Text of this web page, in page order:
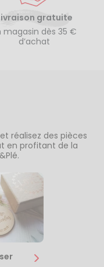
gratuite
magasin dès 35 €
d’achat
réalisez des pièces
en profitant de la